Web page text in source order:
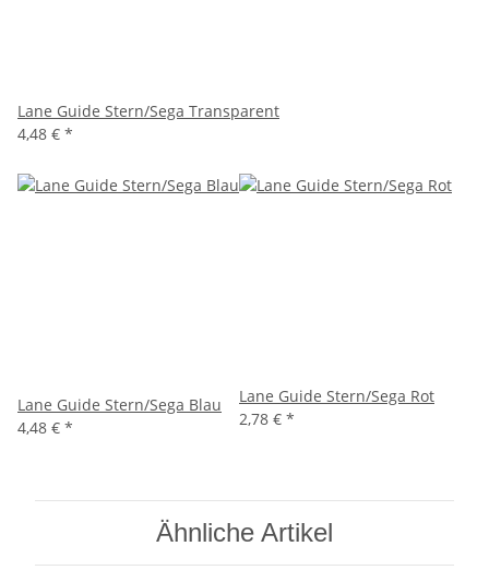
Lane Guide Stern/Sega Transparent
4,48 € *
Lane Guide Stern/Sega Blau
4,48 € *
Lane Guide Stern/Sega Rot
2,78 € *
Ähnliche Artikel